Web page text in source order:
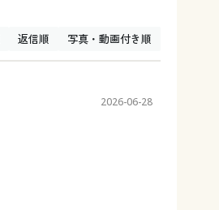
返信順 写真・動画付き順
2026-06-28